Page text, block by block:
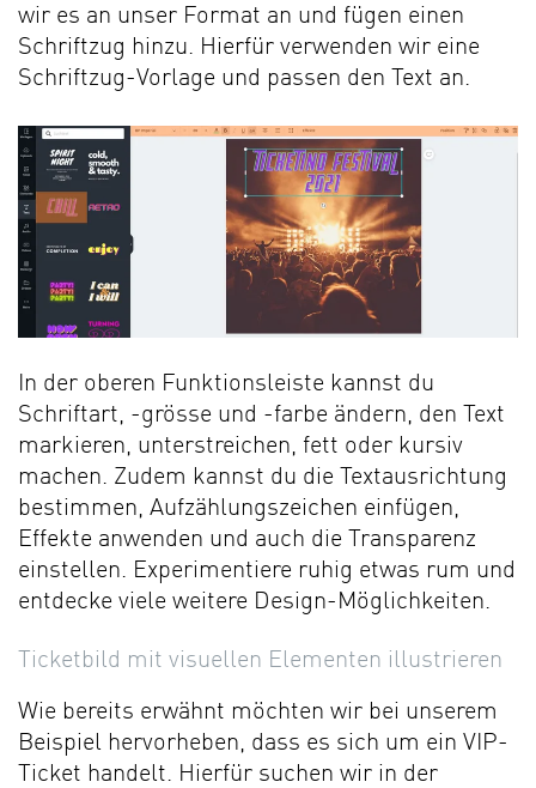
wir es an unser Format an und fügen einen
Schriftzug hinzu. Hierfür verwenden wir eine
Schriftzug-Vorlage und passen den Text an.
In der oberen Funktionsleiste kannst du
Schriftart, -grösse und -farbe ändern, den Text
markieren, unterstreichen, fett oder kursiv
machen. Zudem kannst du die Textausrichtung
bestimmen, Aufzählungszeichen einfügen,
Effekte anwenden und auch die Transparenz
einstellen. Experimentiere ruhig etwas rum und
entdecke viele weitere Design-Möglichkeiten.
Ticketbild mit visuellen Elementen illustrieren
Wie bereits erwähnt möchten wir bei unserem
Beispiel hervorheben, dass es sich um ein VIP-
Ticket handelt. Hierfür suchen wir in der